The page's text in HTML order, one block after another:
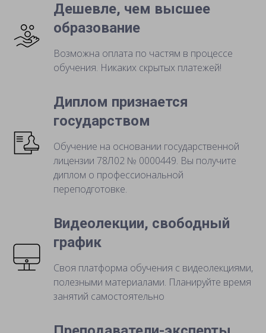
Дешевле, чем высшее
образование
Возможна оплата по частям в процессе
обучения. Никаких скрытых платежей!
Диплом признается
государством
Обучение на основании государственной
лицензии 78Л02 № 0000449. Вы получите
диплом о профессиональной
переподготовке.
Видеолекции, свободный
график
Своя платформа обучения с видеолекциями,
полезными материалами. Планируйте время
занятий самостоятельно